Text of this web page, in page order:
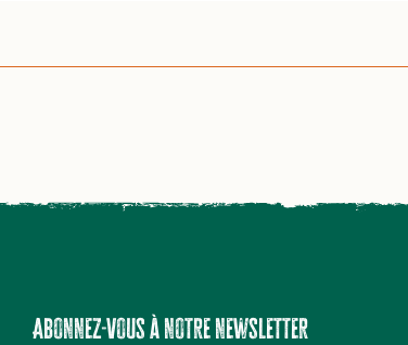
Abonnez-vous à notre newsletter